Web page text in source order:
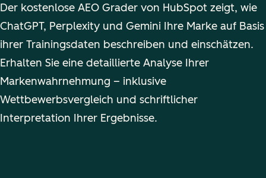
Der kostenlose AEO Grader von HubSpot zeigt, wie
ChatGPT, Perplexity und Gemini Ihre Marke auf Basis
ihrer Trainingsdaten beschreiben und einschätzen.
Erhalten Sie eine detaillierte Analyse Ihrer
Markenwahrnehmung – inklusive
Wettbewerbsvergleich und schriftlicher
Interpretation Ihrer Ergebnisse.